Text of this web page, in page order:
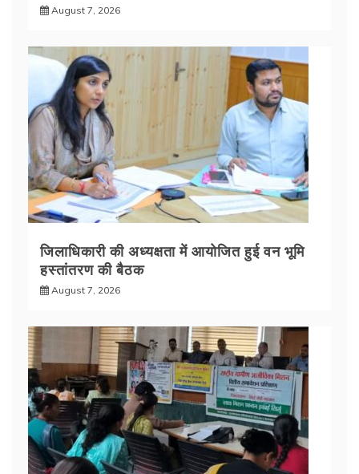
August 7, 2026
जिलाधिकारी की अध्यक्षता में आयोजित हुई वन भूमि
हस्तांतरण की बैठक
August 7, 2026